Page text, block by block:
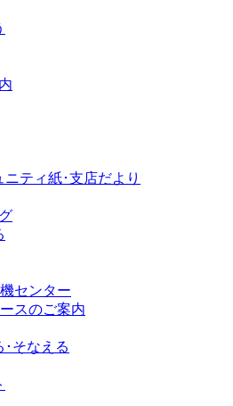
ニティ紙･支店だより
センター
スのご案内
･そなえる